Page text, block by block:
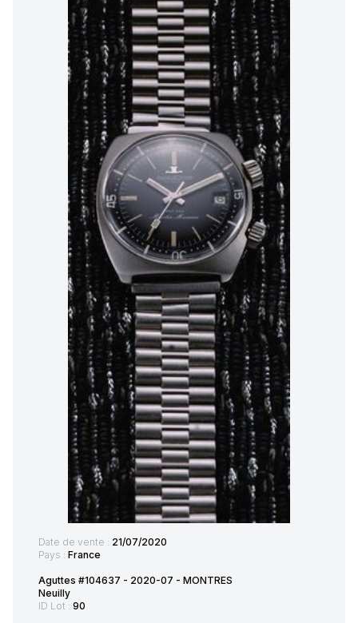
Date de vente : 21/07/2020
Pays : France
Aguttes #104637 - 2020-07 - MONTRES
Neuilly
ID Lot : 90